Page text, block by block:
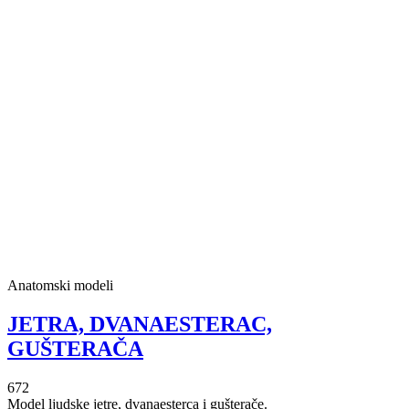
Anatomski modeli
JETRA, DVANAESTERAC,
GUŠTERAČA
672
Model ljudske jetre, dvanaesterca i gušterače.